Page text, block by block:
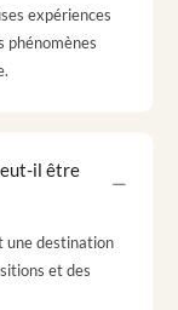
expériences
phénomènes
il être
une destination
et des